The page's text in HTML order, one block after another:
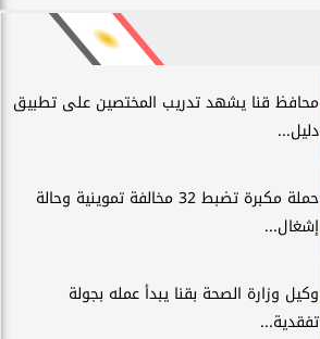
محافظ قنا يشهد تدريب المختصين على تطبيق
دليل...
حملة مكبرة تضبط 32 مخالفة تموينية وحالة
إشغال...
وكيل وزارة الصحة بقنا يبدأ عمله بجولة
تفقدية...